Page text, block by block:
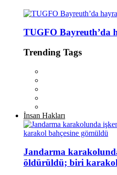
TUGFO Bayreuth’da
Trending Tags
İnsan Hakları
Jandarma
öldürüldü; biri karakol